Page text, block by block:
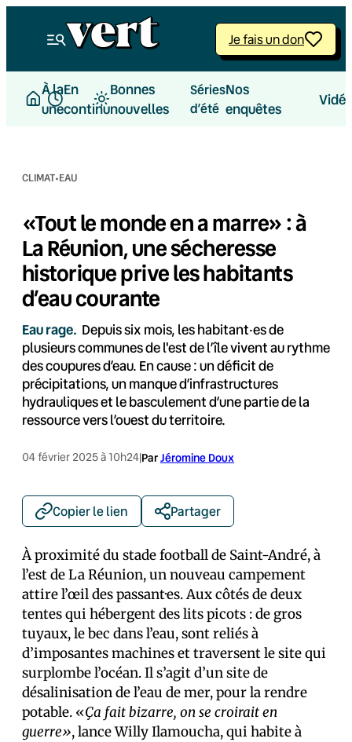
Je fais un don
À la
une
En
continu
Bonnes
nouvelles
Séries
d’été
Nos
enquêtes
CLIMAT·EAU
«Tout le monde en a marre» : à
La Réunion, une sécheresse
historique prive les habitants
d’eau courante
Eau rage. Depuis six mois, les habitant·es de
plusieurs communes de l'est de l’île vivent au rythme
des coupures d’eau. En cause : un déficit de
précipitations, un manque d’infrastructures
hydrauliques et le basculement d’une partie de la
ressource vers l’ouest du territoire.
04 février 2025 à 10h24|ParJéromine Doux
Copier le lien Partager
À proximité du stade football de Saint-André, à
l’est de La Réunion, un nouveau campement
attire l’œil des passant·es. Aux côtés de deux
tentes qui hébergent des lits picots : de gros
tuyaux, le bec dans l’eau, sont reliés à
d’imposantes machines et traversent le site qui
surplombe l’océan. Il s’agit d’un site de
désalinisation de l’eau de mer, pour la rendre
potable. «Ça fait bizarre, on se croirait en
guerre», lance Willy Ilamoucha, qui habite à